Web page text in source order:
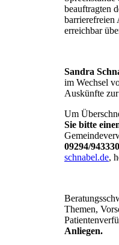
beauftragten
barrierefreien
erreichbar
Sandra
im Wechsel
Auskünfte
Um
Sie bitte
09294/943330
schnabel.de,
Themen,
Anliegen.